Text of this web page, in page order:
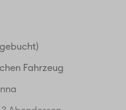
Fahrzeug